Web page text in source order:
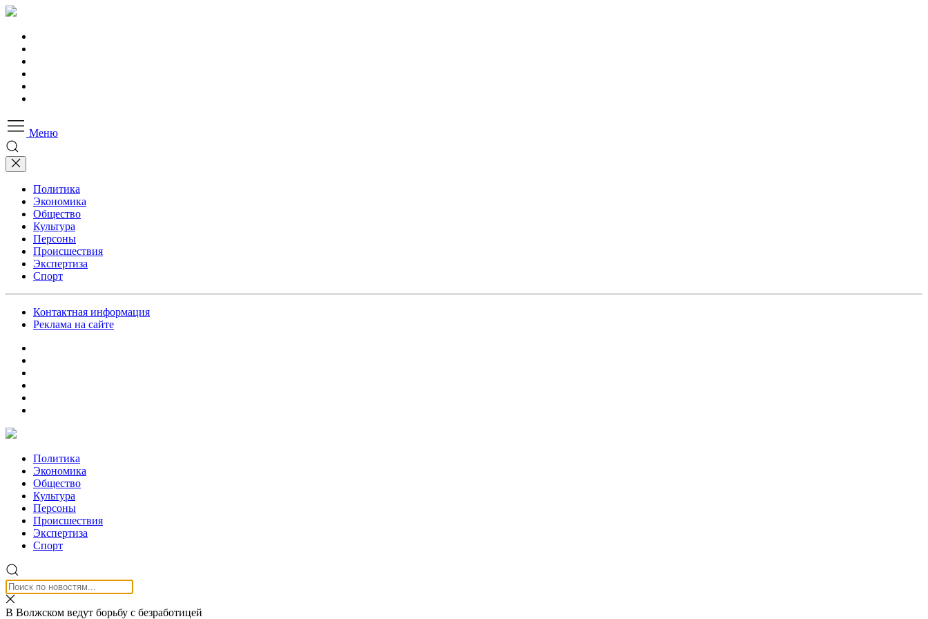
Меню
Политика
Экономика
Общество
Культура
Персоны
Происшествия
Экспертиза
Спорт
Контактная информация
Реклама на сайте
Политика
Экономика
Общество
Культура
Персоны
Происшествия
Экспертиза
Спорт
В Волжском ведут борьбу с безработицей